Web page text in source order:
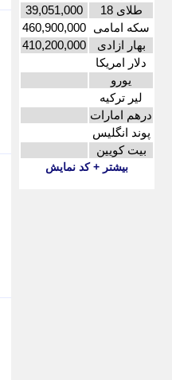
طلای 18
39,051,000
سکه امامی 460,900,000
بهار ازادی
410,200,000
دلار امریکا
یورو
لیر ترکیه
درهم امارات
پوند انگلیس
بیت کویین
بیشتر + کد نمایش